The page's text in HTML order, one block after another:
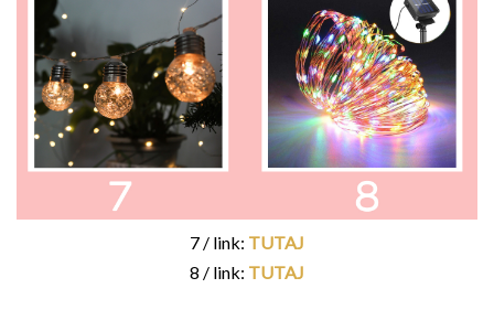
7 / link: TUTAJ
8 / link: TUTAJ